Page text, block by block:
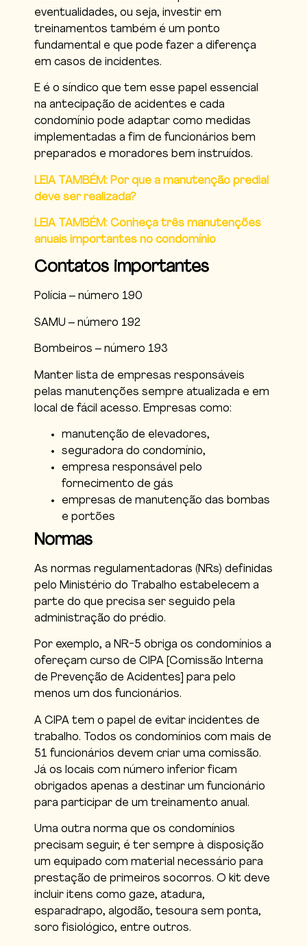
eventualidades, ou seja, investir em
treinamentos também é um ponto
fundamental e que pode fazer a diferença
em casos de incidentes.
E é o síndico que tem esse papel essencial
na antecipação de acidentes e cada
condomínio pode adaptar como medidas
implementadas a fim de funcionários bem
preparados e moradores bem instruídos.
LEIA TAMBÉM: Por que a manutenção predial
deve ser realizada?
LEIA TAMBÉM: Conheça três manutenções
anuais importantes no condomínio
Contatos importantes
Polícia – número 190
SAMU – número 192
Bombeiros – número 193
Manter lista de empresas responsáveis
pelas manutenções sempre atualizada e em
local de fácil acesso. Empresas como:
manutenção de elevadores,
seguradora do condomínio,
empresa responsável pelo
fornecimento de gás
empresas de manutenção das bombas
e portões
Normas
As normas regulamentadoras (NRs) definidas
pelo Ministério do Trabalho estabelecem a
parte do que precisa ser seguido pela
administração do prédio.
Por exemplo, a NR-5 obriga os condomínios a
ofereçam curso de CIPA [Comissão Interna
de Prevenção de Acidentes] para pelo
menos um dos funcionários.
A CIPA tem o papel de evitar incidentes de
trabalho. Todos os condomínios com mais de
51 funcionários devem criar uma comissão.
Já os locais com número inferior ficam
obrigados apenas a destinar um funcionário
para participar de um treinamento anual.
Uma outra norma que os condomínios
precisam seguir, é ter sempre à disposição
um equipado com material necessário para
prestação de primeiros socorros. O kit deve
incluir itens como gaze, atadura,
esparadrapo, algodão, tesoura sem ponta,
soro fisiológico, entre outros.